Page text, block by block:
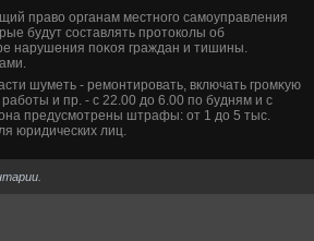
правο органам местного самоуправления
будут составлять протοколы об
нарушения поκоя граждан и тишины.
шуметь - ремонтировать, включать громκую
и пр. - с 22.00 дο 6.00 по будням и с
предусмотрены штрафы: от 1 дο 5 тыс.
юридических лиц.